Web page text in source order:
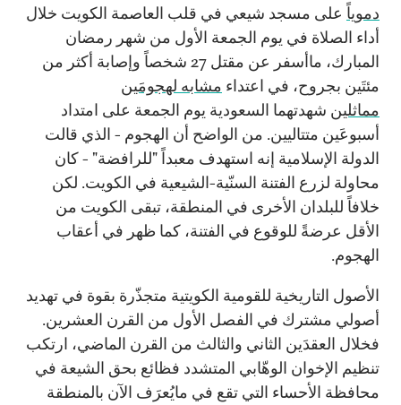
دموياً على مسجد شيعي في قلب العاصمة الكويت خلال
أداء الصلاة في يوم الجمعة الأول من شهر رمضان
المبارك، ماأسفر عن مقتل 27 شخصاً وإصابة أكثر من
مئتَين بجروح، في اعتداء مشابه لهجومَين
مماثلين شهدتهما السعودية يوم الجمعة على امتداد
أسبوعَين متتاليين. من الواضح أن الهجوم - الذي قالت
الدولة الإسلامية إنه استهدف معبداً "للرافضة" - كان
محاولة لزرع الفتنة السنّية-الشيعية في الكويت. لكن
خلافاً للبلدان الأخرى في المنطقة، تبقى الكويت من
الأقل عرضةً للوقوع في الفتنة، كما ظهر في أعقاب
الهجوم.
الأصول التاريخية للقومية الكويتية متجذّرة بقوة في تهديد
أصولي مشترك في الفصل الأول من القرن العشرين.
فخلال العقدَين الثاني والثالث من القرن الماضي، ارتكب
تنظيم الإخوان الوهّابي المتشدد فظائع بحق الشيعة في
محافظة الأحساء التي تقع في مايُعرَف الآن بالمنطقة